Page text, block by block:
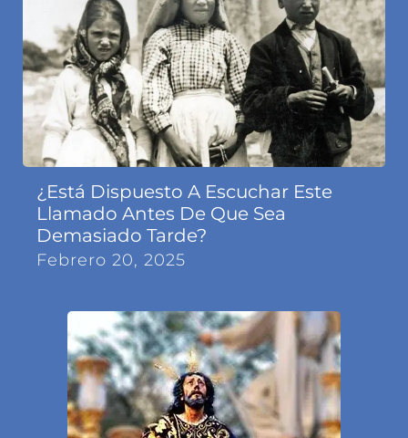
¿Está Dispuesto A Escuchar Este
Llamado Antes De Que Sea
Demasiado Tarde?
Febrero 20, 2025